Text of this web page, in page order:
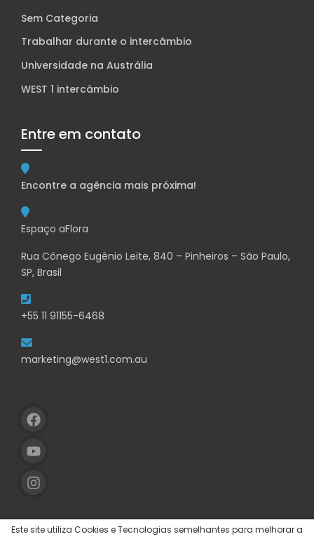
Sem Categoria
Trabalhar durante o intercâmbio
Universidade na Austrália
WEST 1 intercâmbio
Entre em contato
Encontre a agência mais próxima!
Espaço aFlora
Rua Cônego Eugênio Leite, 840 – Pinheiros – São Paulo,
SP, Brasil
+55 11 91155-6468
marketing@west1.com.au
Este site utiliza Cookies e Tecnologias semelhantes para melhorar a